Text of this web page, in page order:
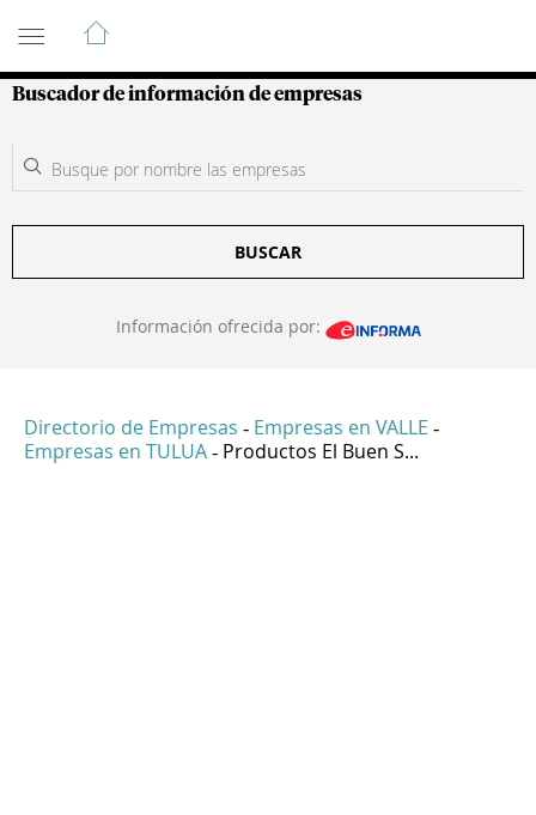
Guía de Empresas Colombianas
Buscador de información de empresas
BUSCAR
Información ofrecida por:
Directorio de Empresas - Empresas en VALLE -
Empresas en TULUA - Productos El Buen S...